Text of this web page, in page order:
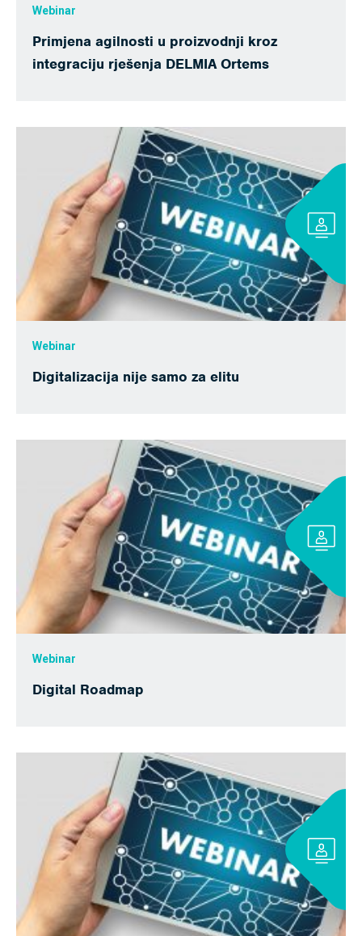
Webinar
Primjena agilnosti u proizvodnji kroz
integraciju rješenja DELMIA Ortems
Webinar
Digitalizacija nije samo za elitu
Webinar
Digital Roadmap